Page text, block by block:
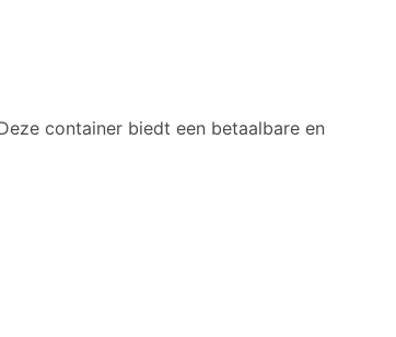
container biedt een betaalbare en